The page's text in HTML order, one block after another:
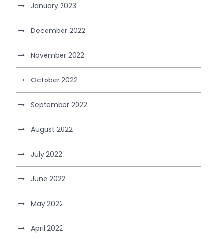
January 2023
December 2022
November 2022
October 2022
September 2022
August 2022
July 2022
June 2022
May 2022
April 2022